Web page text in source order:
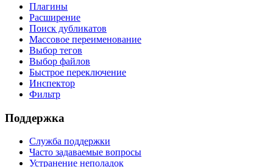
Плагины
Расширение
Поиск дубликатов
Массовое переименование
Выбор тегов
Выбор файлов
Быстрое переключение
Инспектор
Фильтр
Поддержка
Служба поддержки
Часто задаваемые вопросы
Устранение неполадок